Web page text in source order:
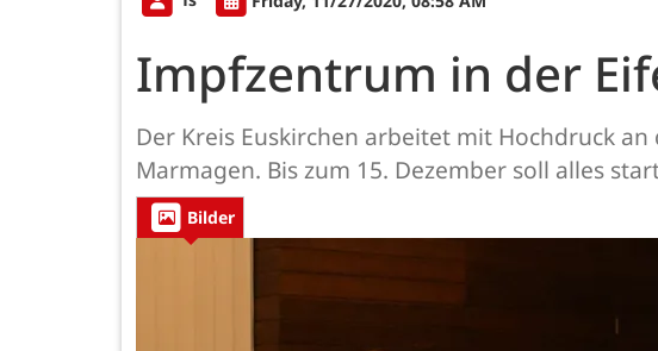
Impfzentrum in der
Der Kreis Euskirchen arbeitet mit Hochdruck
Marmagen. Bis zum 15. Dezember soll alles
Bilder